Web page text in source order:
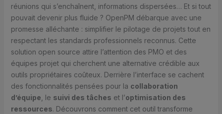
réunions qui s’enchaînent, informations dispersées… Et si tout
pouvait devenir plus fluide ? OpenPM débarque avec une
promesse alléchante : simplifier le pilotage de projets tout en
respectant les standards professionnels reconnus. Cette
solution open source attire l’attention des PMO et des
équipes projet qui cherchent une alternative crédible aux
outils propriétaires coûteux. Derrière l’interface se cachent
des fonctionnalités pensées pour la collaboration
d’équipe , le suivi des tâches et l’optimisation des
ressources. Découvrons comment cet outil transforme